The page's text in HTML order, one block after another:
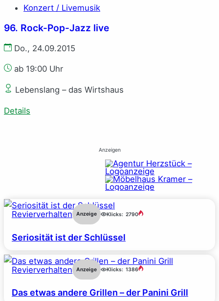
Konzert / Livemusik
96. Rock-Pop-Jazz live
Do., 24.09.2015
ab 19:00 Uhr
Lebenslang – das Wirtshaus
Details
Anzeigen
Revierverhalten Anzeige Klicks: 2790
Seriosität ist der Schlüssel
Revierverhalten Anzeige Klicks: 1386
Das etwas andere Grillen – der Panini Grill